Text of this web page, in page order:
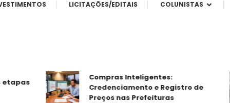
LICITAÇÕES/EDITAIS COLUNISTAS
Compras Inteligentes:
Credenciamento e Registro de
Preços nas Prefeituras